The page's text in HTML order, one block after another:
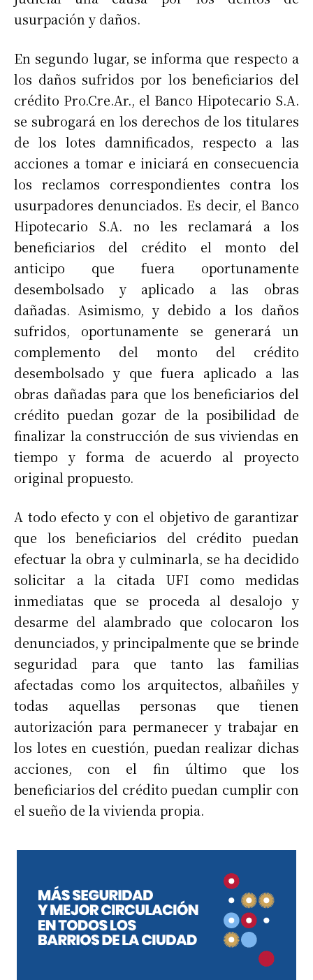
usurpación y daños.
En segundo lugar, se informa que respecto a
los daños sufridos por los beneficiarios del
crédito Pro.Cre.Ar., el Banco Hipotecario S.A.
se subrogará en los derechos de los titulares
de los lotes damnificados, respecto a las
acciones a tomar e iniciará en consecuencia
los reclamos correspondientes contra los
usurpadores denunciados. Es decir, el Banco
Hipotecario S.A. no les reclamará a los
beneficiarios del crédito el monto del
anticipo que fuera oportunamente
desembolsado y aplicado a las obras
dañadas. Asimismo, y debido a los daños
sufridos, oportunamente se generará un
complemento del monto del crédito
desembolsado y que fuera aplicado a las
obras dañadas para que los beneficiarios del
crédito puedan gozar de la posibilidad de
finalizar la construcción de sus viviendas en
tiempo y forma de acuerdo al proyecto
original propuesto.
A todo efecto y con el objetivo de garantizar
que los beneficiarios del crédito puedan
efectuar la obra y culminarla, se ha decidido
solicitar a la citada UFI como medidas
inmediatas que se proceda al desalojo y
desarme del alambrado que colocaron los
denunciados, y principalmente que se brinde
seguridad para que tanto las familias
afectadas como los arquitectos, albañiles y
todas aquellas personas que tienen
autorización para permanecer y trabajar en
los lotes en cuestión, puedan realizar dichas
acciones, con el fin último que los
beneficiarios del crédito puedan cumplir con
el sueño de la vivienda propia.